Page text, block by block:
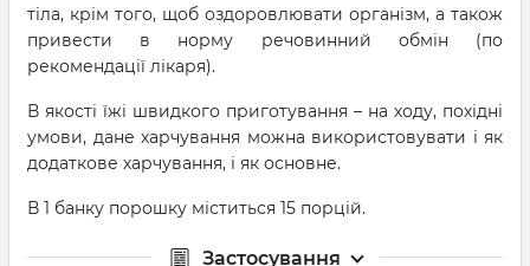
тіла, крім того, щоб оздоровлювати організм, а також
привести в норму речовинний обмін (по
рекомендації лікаря).
В якості їжі швидкого приготування – на ходу, похідні
умови, дане харчування можна використовувати і як
додаткове харчування, і як основне.
В 1 банку порошку міститься 15 порцій.
Застосування